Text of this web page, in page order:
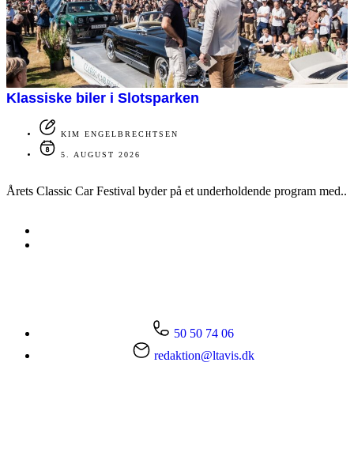
Klassiske biler i Slotsparken
KIM ENGELBRECHTSEN
5. AUGUST 2026
Årets Classic Car Festival byder på et underholdende program med..
50 50 74 06
redaktion@ltavis.dk